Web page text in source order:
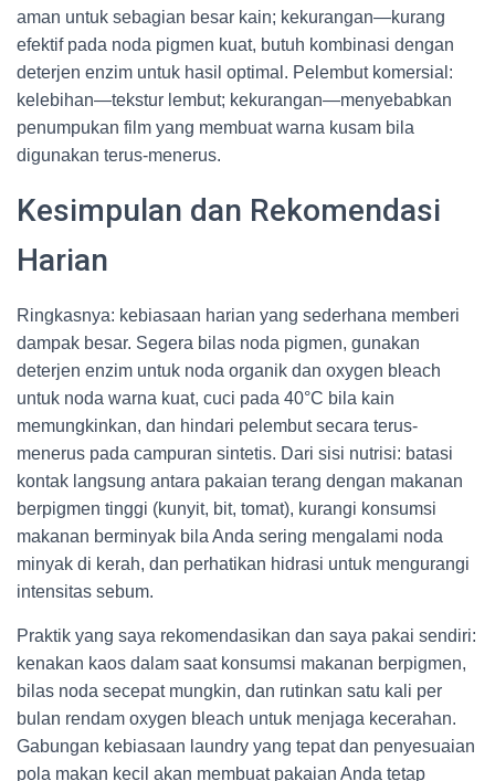
aman untuk sebagian besar kain; kekurangan—kurang
efektif pada noda pigmen kuat, butuh kombinasi dengan
deterjen enzim untuk hasil optimal. Pelembut komersial:
kelebihan—tekstur lembut; kekurangan—menyebabkan
penumpukan film yang membuat warna kusam bila
digunakan terus-menerus.
Kesimpulan dan Rekomendasi
Harian
Ringkasnya: kebiasaan harian yang sederhana memberi
dampak besar. Segera bilas noda pigmen, gunakan
deterjen enzim untuk noda organik dan oxygen bleach
untuk noda warna kuat, cuci pada 40°C bila kain
memungkinkan, dan hindari pelembut secara terus-
menerus pada campuran sintetis. Dari sisi nutrisi: batasi
kontak langsung antara pakaian terang dengan makanan
berpigmen tinggi (kunyit, bit, tomat), kurangi konsumsi
makanan berminyak bila Anda sering mengalami noda
minyak di kerah, dan perhatikan hidrasi untuk mengurangi
intensitas sebum.
Praktik yang saya rekomendasikan dan saya pakai sendiri:
kenakan kaos dalam saat konsumsi makanan berpigmen,
bilas noda secepat mungkin, dan rutinkan satu kali per
bulan rendam oxygen bleach untuk menjaga kecerahan.
Gabungan kebiasaan laundry yang tepat dan penyesuaian
pola makan kecil akan membuat pakaian Anda tetap